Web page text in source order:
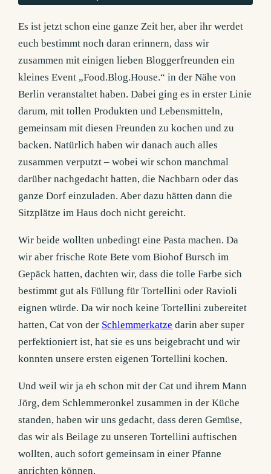
Es ist jetzt schon eine ganze Zeit her, aber ihr werdet
euch bestimmt noch daran erinnern, dass wir
zusammen mit einigen lieben Bloggerfreunden ein
kleines Event „Food.Blog.House.“ in der Nähe von
Berlin veranstaltet haben. Dabei ging es in erster Linie
darum, mit tollen Produkten und Lebensmitteln,
gemeinsam mit diesen Freunden zu kochen und zu
backen. Natürlich haben wir danach auch alles
zusammen verputzt – wobei wir schon manchmal
darüber nachgedacht hatten, die Nachbarn oder das
ganze Dorf einzuladen. Aber dazu hätten dann die
Sitzplätze im Haus doch nicht gereicht.
Wir beide wollten unbedingt eine Pasta machen. Da
wir aber frische Rote Bete vom Biohof Bursch im
Gepäck hatten, dachten wir, dass die tolle Farbe sich
bestimmt gut als Füllung für Tortellini oder Ravioli
eignen würde. Da wir noch keine Tortellini zubereitet
hatten, Cat von der Schlemmerkatze darin aber super
perfektioniert ist, hat sie es uns beigebracht und wir
konnten unsere ersten eigenen Tortellini kochen.
Und weil wir ja eh schon mit der Cat und ihrem Mann
Jörg, dem Schlemmeronkel zusammen in der Küche
standen, haben wir uns gedacht, dass deren Gemüse,
das wir als Beilage zu unseren Tortellini auftischen
wollten, auch sofort gemeinsam in einer Pfanne
anrichten können.